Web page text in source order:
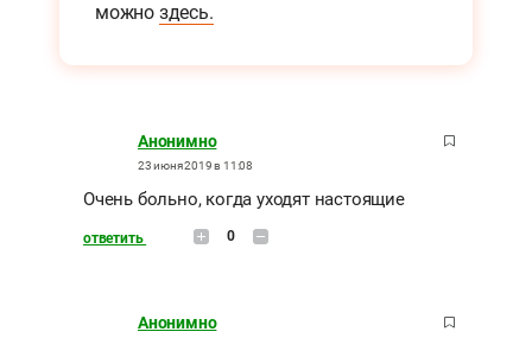
можно здесь.
Анонимно
23 июня 2019 в 11:08
Очень больно, когда уходят настоящие
ответить 0
Анонимно